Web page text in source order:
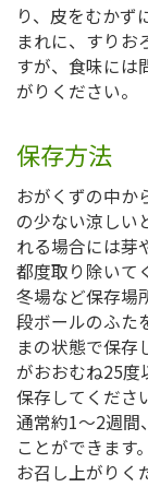
り、皮をむかず
まれに、すりお
すが、食味には
がりください。
保存方法
おがくずの中か
の少ない涼しい
れる場合には芽
都度取り除いて
冬場など保存場
段ボールのふた
まの状態で保存
がおおむね25度
保存してくださ
通常約1～2週間
ことができます
お召し上がりく